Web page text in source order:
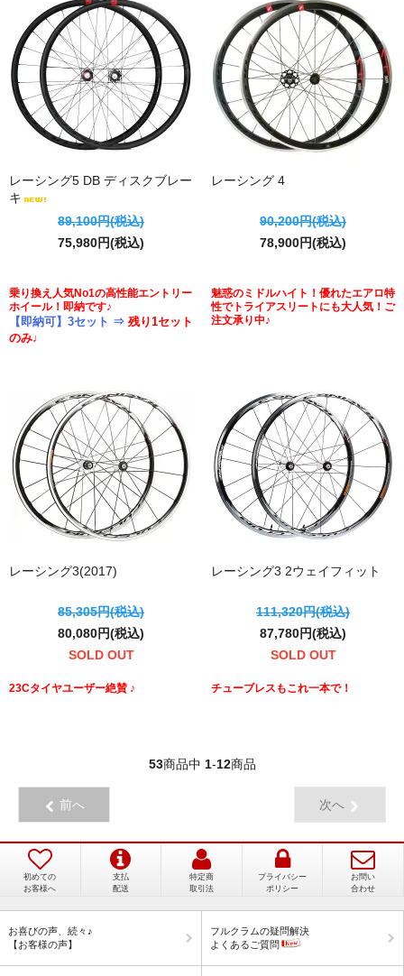
レーシング5 DB ディスクブレー
キ
89,100円(税込)
75,980円(税込)
乗り換え人気No1の高性能エントリー
ホイール！即納です♪
【即納可】3セット ⇒ 残り1セット
のみ♩
レーシング 4
90,200円(税込)
78,900円(税込)
魅惑のミドルハイト！優れたエアロ特
性でトライアスリートにも大人気！ご
注文承り中♪
レーシング3(2017)
85,305円(税込)
80,080円(税込)
SOLD OUT
23Cタイヤユーザー絶賛 ♪
レーシング3 2ウェイフィット
111,320円(税込)
87,780円(税込)
SOLD OUT
チューブレスもこれ一本で！
53商品中 1-12商品
前へ 次へ
初めての
お客様へ
支払
配送
特定商
取引法
プライバシー
ポリシー
お問い
合わせ
お喜びの声、続々♪
【お客様の声】
フルクラムの疑問解決
よくあるご質問